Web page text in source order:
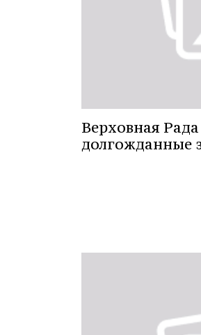
Верховная
долгожданные